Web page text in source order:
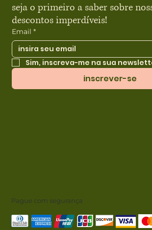
seja o primeiro a saber sobre
descontos imperdíveis!
Email *
Sim, inscreva-me na sua
inscrever-se
Pague com segurança